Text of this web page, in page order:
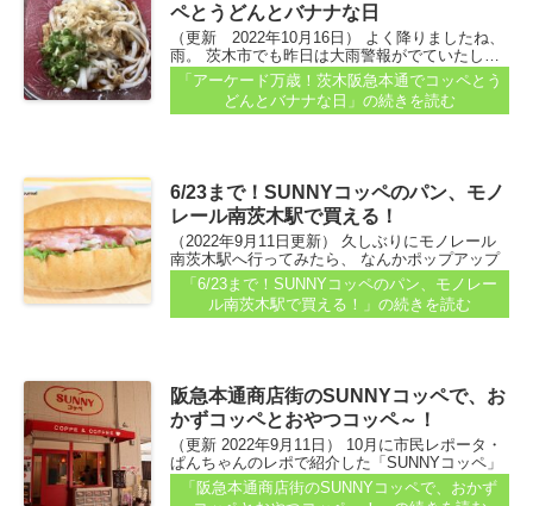
ペとうどんとバナナな日
（更新 2022年10月16日） よく降りましたね、
雨。 茨木市でも昨日は大雨警報がでていたし…
「高齢者等避難」が発令された地域も。 少し雨
の日は続くようなので、お気をつけてお過ごし
ください...
「アーケード万歳！茨木阪急本通でコッペとう
どんとバナナな日」 の続きを読む
6/23まで！SUNNYコッペのパン、モノ
レール南茨木駅で買える！
（2022年9月11日更新） 久しぶりにモノレール
南茨木駅へ行ってみたら、 なんかポップアップ
ショップみたいなのが出てるなぁ…な風景...
「6/23まで！SUNNYコッペのパン、モノレー
ル南茨木駅で買える！」 の続きを読む
阪急本通商店街のSUNNYコッペで、お
かずコッペとおやつコッペ～！
（更新 2022年9月11日） 10月に市民レポータ・
ぱんちゃんのレポで紹介した「SUNNYコッペ」
がオープンするという記事...
「阪急本通商店街のSUNNYコッペで、おかず